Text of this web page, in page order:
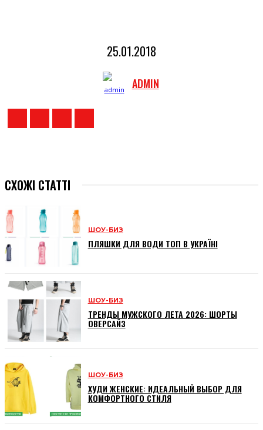
25.01.2018
ADMIN
СХОЖІ СТАТТІ
ШОУ-БИЗ
ПЛЯШКИ ДЛЯ ВОДИ ТОП В УКРАЇНІ
ШОУ-БИЗ
ТРЕНДЫ МУЖСКОГО ЛЕТА 2026: ШОРТЫ
ОВЕРСАЙЗ
ШОУ-БИЗ
ХУДИ ЖЕНСКИЕ: ИДЕАЛЬНЫЙ ВЫБОР ДЛЯ
КОМФОРТНОГО СТИЛЯ